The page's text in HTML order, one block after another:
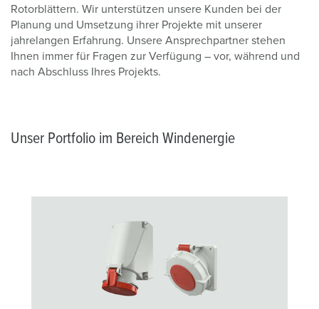
Rotorblättern. Wir unterstützen unsere Kunden bei der
Planung und Umsetzung ihrer Projekte mit unserer
jahrelangen Erfahrung. Unsere Ansprechpartner stehen
Ihnen immer für Fragen zur Verfügung – vor, während und
nach Abschluss Ihres Projekts.
Unser Portfolio im Bereich Windenergie